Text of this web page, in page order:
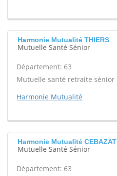
Harmonie Mutualité THIERS
Mutuelle Santé Sénior
Département: 63
Mutuelle santé retraite sénior
Harmonie Mutualité
Harmonie Mutualité CEBAZAT
Mutuelle Santé Sénior
Département: 63